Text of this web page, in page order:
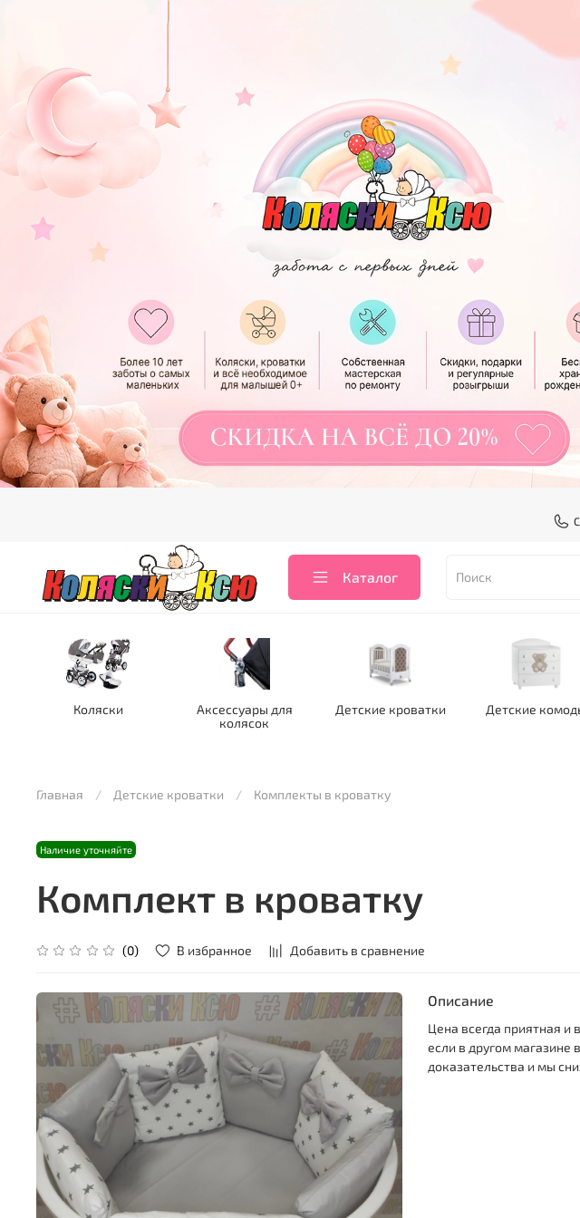
Каталог
Коляски
Аксессуары для
колясок
Детские кроватки Детские
Главная Детские кроватки Комплекты в кроватку
Наличие уточняйте
Комплект в кроватку
(0) В избранное Добавить в сравнение
Описание
Цена всегда приятная и
если в другом
доказательства и мы